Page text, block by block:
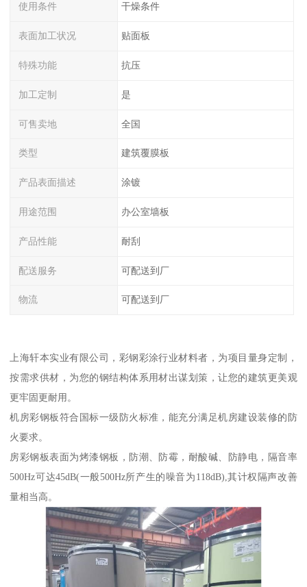
使用条件 干燥条件
表面加工状况 贴面板
特殊功能 抗压
加工定制 是
可售卖地 全国
类型 建筑覆膜板
产品表面描述 涂镀
用途范围 办公室墙板
产品性能 耐刮
配送服务 可配送到厂
物流 可配送到厂
上海轩本实业有限公司，彩钢彩涂行业材料者，为项目量身定制，
按需求供材，为您的钢结构体系用材出谋划策，让您的建筑更美观
更牢固更耐用。
机房彩钢板符合国标一级防火标准，能充分满足机房建设装修的防
火要求。
房彩钢板表面为烤漆钢板，防潮、防霉，耐酸碱、防静电，隔音率
500Hz可达45dB(一般500Hz所产生的噪音为118dB),其计权隔声改善
量相当高。